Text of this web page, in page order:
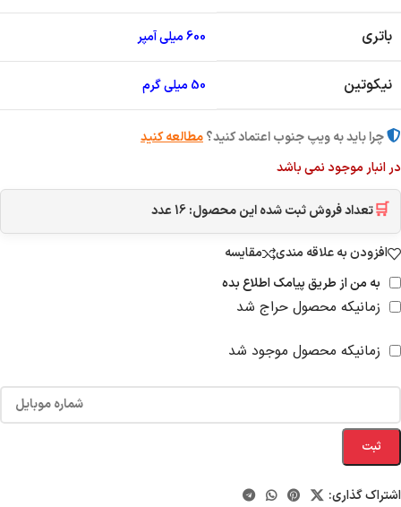
باتری 600 میلی آمپر
نیکوتین 50 میلی گرم
چرا باید به ویپ جنوب اعتماد کنید؟مطالعه کنید
در انبار موجود نمی باشد
🛒تعداد فروش ثبت شده این محصول:16عدد
افزودن به علاقه مندی
مقایسه
به من از طریق پیامک اطلاع بده
زمانیکه محصول حراج شد
زمانیکه محصول موجود شد
ثبت
اشتراک گذاری: